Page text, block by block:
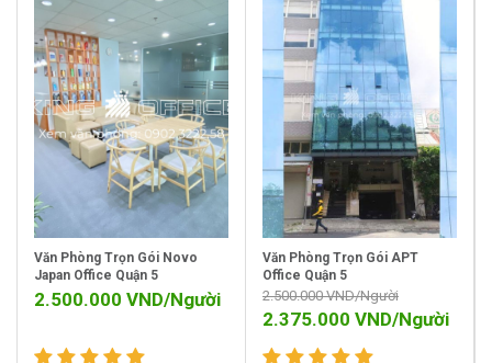
Văn Phòng Trọn Gói Novo
Japan Office Quận 5
2.500.000 VND/Người
Văn Phòng Trọn Gói APT
Office Quận 5
2.500.000VND/Người
2.375.000 VND/Người